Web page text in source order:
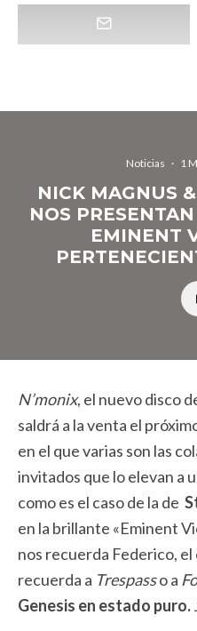
Noticias · 1
NICK MAGNUS
NOS
EMINENT
N’monix, el nuevo disco
saldrá a la venta el
en el que varias son las
invitados que lo elevan a
como es el caso de la de
en la brillante «Eminent
nos recuerda Federico, el
recuerda a Trespasso a
Genesis en estado puro.